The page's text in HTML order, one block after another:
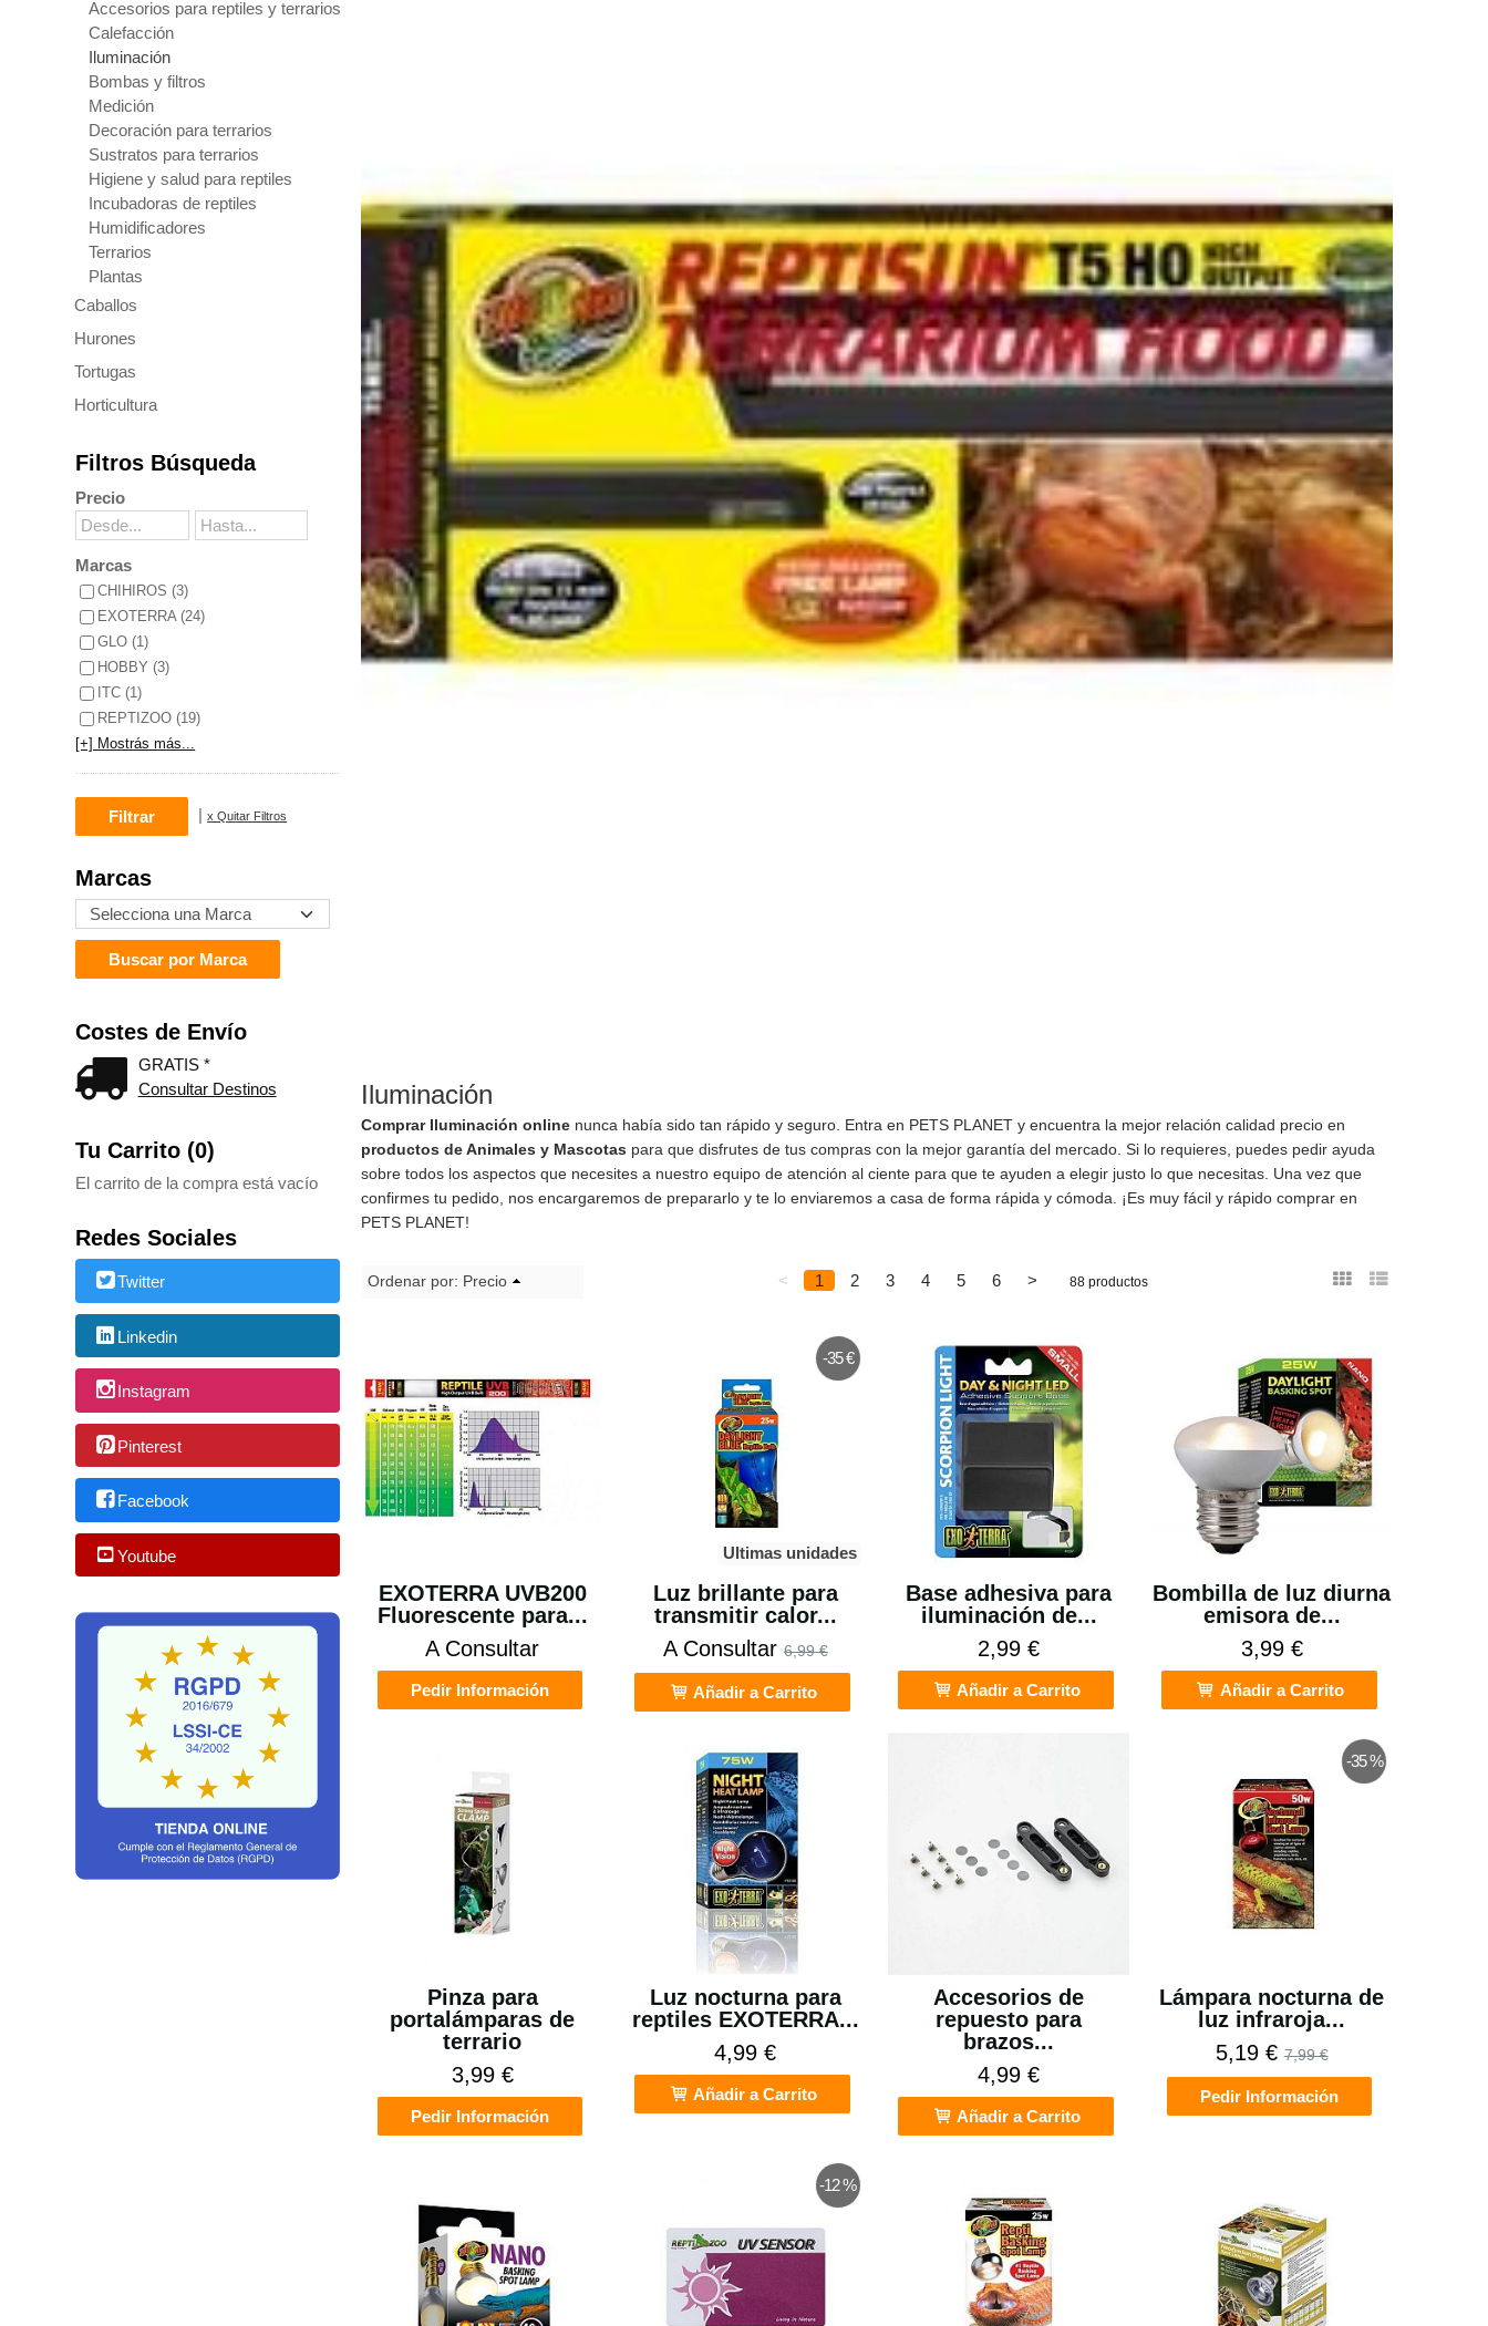
Accesorios para reptiles y terrarios
Calefacción
Iluminación
Bombas y filtros
Medición
Decoración para terrarios
Sustratos para terrarios
Higiene y salud para reptiles
Incubadoras de reptiles
Humidificadores
Terrarios
Plantas
Caballos
Hurones
Tortugas
Horticultura
Filtros Búsqueda
Precio
Marcas
CHIHIROS (3)
EXOTERRA (24)
GLO (1)
HOBBY (3)
ITC (1)
REPTIZOO (19)
[+] Mostrás más...
|x Quitar Filtros
Marcas
Costes de Envío
GRATIS *
Consultar Destinos
Tu Carrito (0)
El carrito de la compra está vacío
Redes Sociales
Twitter
Linkedin
Instagram
Pinterest
Facebook
Youtube
Iluminación
Comprar Iluminación online nunca había sido tan rápido y seguro. Entra en PETS PLANET y encuentra la mejor relación calidad precio en
productos de Animales y Mascotas para que disfrutes de tus compras con la mejor garantía del mercado. Si lo requieres, puedes pedir ayuda
sobre todos los aspectos que necesites a nuestro equipo de atención al ciente para que te ayuden a elegir justo lo que necesitas. Una vez que
confirmes tu pedido, nos encargaremos de prepararlo y te lo enviaremos a casa de forma rápida y cómoda. ¡Es muy fácil y rápido comprar en
PETS PLANET!
Ordenar por: Precio < 1 2 3 4 5 6 > 88 productos
EXOTERRA UVB200
Fluorescente para...
A Consultar
Pedir Información
Ultimas unidades
-35 €
Luz brillante para
transmitir calor...
A Consultar 6,99 €
Añadir a Carrito
Base adhesiva para
iluminación de...
2,99 €
Añadir a Carrito
Bombilla de luz diurna
emisora de...
3,99 €
Añadir a Carrito
Pinza para
portalámparas de
terrario
3,99 €
Pedir Información
Luz nocturna para
reptiles EXOTERRA...
4,99 €
Añadir a Carrito
Accesorios de
repuesto para
brazos...
4,99 €
Añadir a Carrito
-35 %
Lámpara nocturna de
luz infraroja...
5,19 €7,99 €
Pedir Información
-12 %